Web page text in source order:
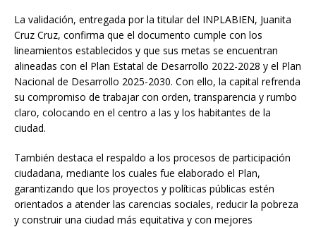
La validación, entregada por la titular del INPLABIEN, Juanita
Cruz Cruz, confirma que el documento cumple con los
lineamientos establecidos y que sus metas se encuentran
alineadas con el Plan Estatal de Desarrollo 2022-2028 y el Plan
Nacional de Desarrollo 2025-2030. Con ello, la capital refrenda
su compromiso de trabajar con orden, transparencia y rumbo
claro, colocando en el centro a las y los habitantes de la
ciudad.
También destaca el respaldo a los procesos de participación
ciudadana, mediante los cuales fue elaborado el Plan,
garantizando que los proyectos y políticas públicas estén
orientados a atender las carencias sociales, reducir la pobreza
y construir una ciudad más equitativa y con mejores